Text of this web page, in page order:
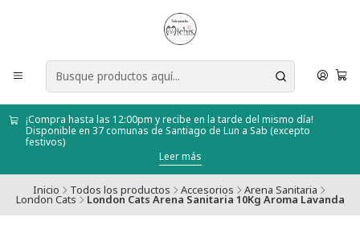
¡Compra hasta las 12:00pm y recibe en la tarde del mismo día!
Disponible en 37 comunas de Santiago de Lun a Sab (excepto
festivos)
Leer más
Inicio Todos los productos Accesorios Arena Sanitaria
London Cats London Cats Arena Sanitaria 10Kg Aroma Lavanda